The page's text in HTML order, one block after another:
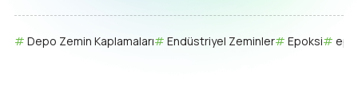
Depo Zemin Kaplamaları Endüstriyel Zeminler Epoksi